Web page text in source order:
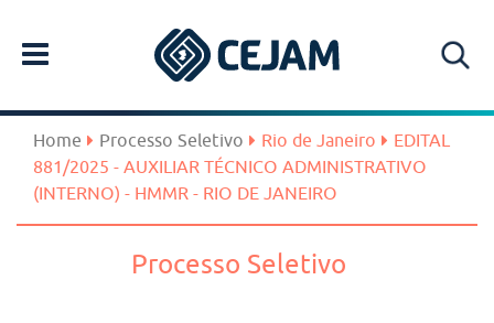
Home Processo Seletivo Rio de Janeiro
EDITAL
881/2025 - AUXILIAR TÉCNICO ADMINISTRATIVO
(INTERNO) - HMMR - RIO DE JANEIRO
Processo Seletivo